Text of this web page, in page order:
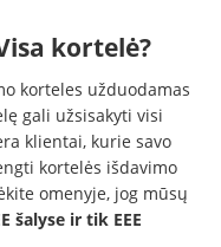
kortelė?
korteles užduodamas
gali užsisakyti visi
klientai, kurie savo
kortelės išdavimo
omenyje, jog mūsų
šalyse ir tik EEE